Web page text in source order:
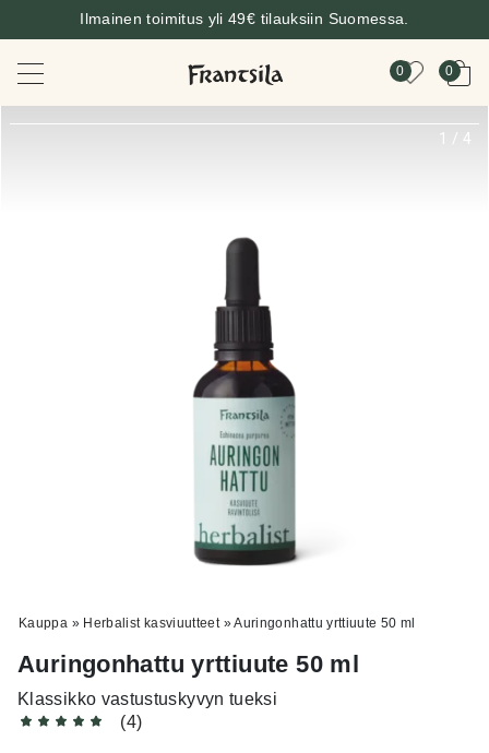
Ilmainen toimitus yli 49€ tilauksiin Suomessa.
0 0
1 / 4
Kauppa » Herbalist kasviuutteet»Auringonhattu yrttiuute 50 ml
Auringonhattu yrttiuute 50 ml
Klassikko vastustuskyvyn tueksi
(4)